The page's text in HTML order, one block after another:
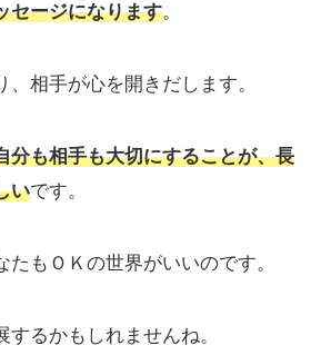
セージになります。
、相手が心を開きだします。
分も相手も大切にすることが、長
いです。
もＯＫの世界がいいのです。
するかもしれませんね。